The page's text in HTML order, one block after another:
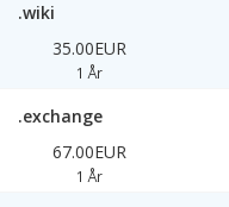
.wiki
35.00EUR
1 År
.exchange
67.00EUR
1 År